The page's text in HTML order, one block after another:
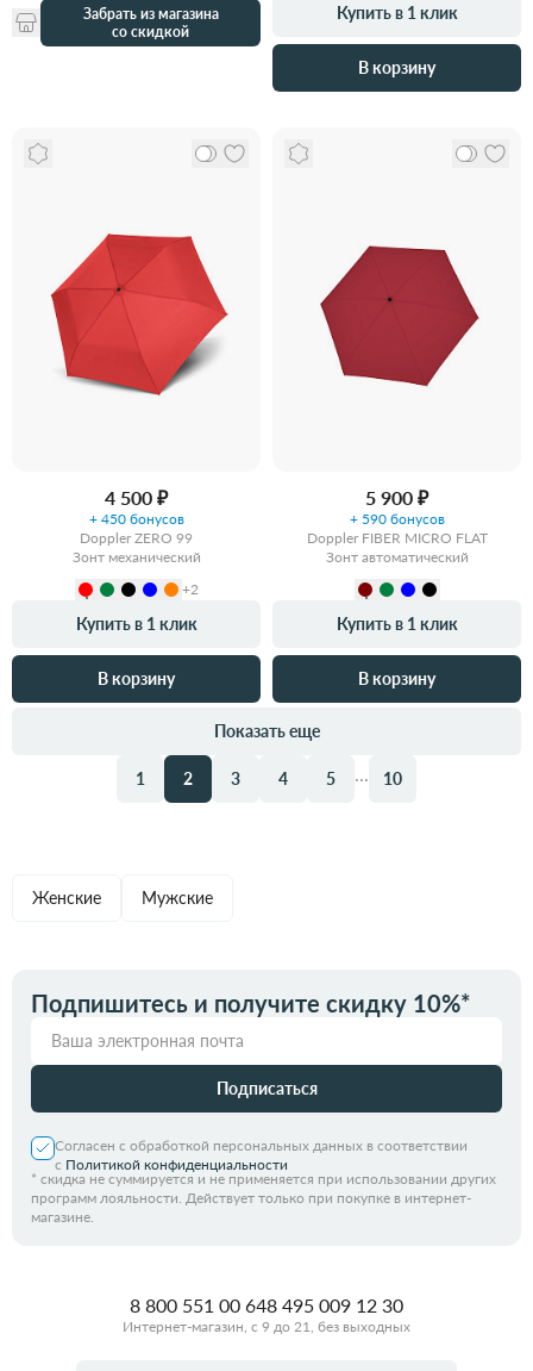
Забрать из магазина
со скидкой
Купить в 1 клик
В корзину
4 500 ₽
+ 450 бонусов
Doppler ZERO 99
Зонт механический
+2
Купить в 1 клик
В корзину
5 900 ₽
+ 590 бонусов
Doppler FIBER MICRO FLAT
Зонт автоматический
Купить в 1 клик
В корзину
Показать еще
1 2 3 4 5 ... 10
Женские Мужские
Подпишитесь и получите скидку 10%*
Подписаться
Согласен с обработкой персональных данных в соответствии
с Политикой конфиденциальности
* скидка не суммируется и не применяется при использовании других
программ лояльности. Действует только при покупке в интернет-
магазине.
8 800 551 00 648 495 009 12 30
Интернет-магазин, с 9 до 21, без выходных